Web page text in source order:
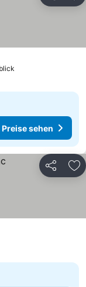
Preise sehen
Teilen